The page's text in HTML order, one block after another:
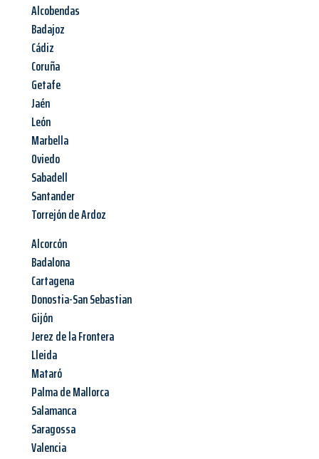
Alcobendas
Badajoz
Cádiz
Coruña
Getafe
Jaén
León
Marbella
Oviedo
Sabadell
Santander
Torrejón de Ardoz
Alcorcón
Badalona
Cartagena
Donostia-San Sebastian
Gijón
Jerez de la Frontera
Lleida
Mataró
Palma de Mallorca
Salamanca
Saragossa
Valencia